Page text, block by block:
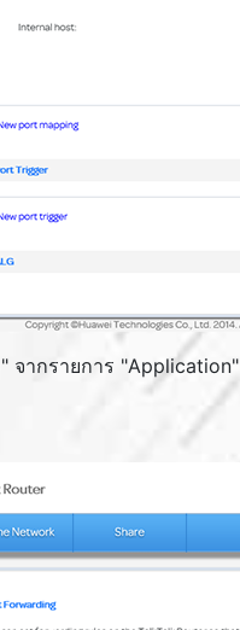
" จากรายการ "Application"